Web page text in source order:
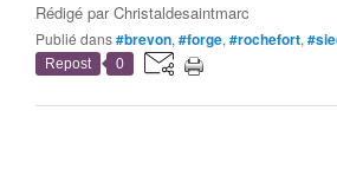
Rédigé parChristaldesaintmarc
Publié dans#brevon, #forge, #rochefort,
Repost 0